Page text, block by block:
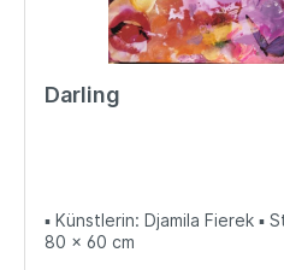
Darling
▪ Künstlerin: Djamila Fierek ▪
80 x 60 cm